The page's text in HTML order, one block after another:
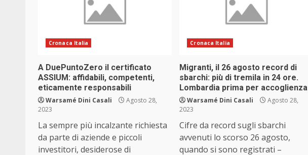
Cronaca Italia
A DuePuntoZero il certificato
ASSIUM: affidabili, competenti,
eticamente responsabili
Warsamé Dini Casali
Agosto 28,
2023
La sempre più incalzante richiesta
da parte di aziende e piccoli
investitori, desiderose di
Cronaca Italia
Migranti, il 26 agosto record di
sbarchi: più di tremila in 24 ore.
Lombardia prima per accoglienza
Warsamé Dini Casali
Agosto 28,
2023
Cifre da record sugli sbarchi
avvenuti lo scorso 26 agosto,
quando si sono registrati –